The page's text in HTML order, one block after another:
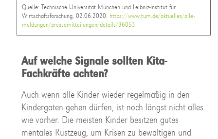
Quelle: Technische Universität München und Leibniz-Institut für
Wirtschaftsforschung, 02.06.2020. https://www.tum.de/aktuelles/alle-
meldungen/pressemitteilungen/details/36053
Auf welche Signale sollten Kita-
Fachkräfte achten?
Auch wenn alle Kinder wieder regelmäßig in den
Kindergaten gehen dürfen, ist noch längst nicht alles
wie vorher. Die meisten Kinder besitzen gutes
mentales Rüstzeug, um Krisen zu bewältigen und